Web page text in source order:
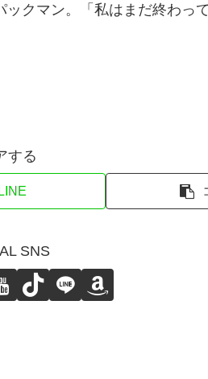
クマン。「私はまだ終わっ
する
LINE
SNS